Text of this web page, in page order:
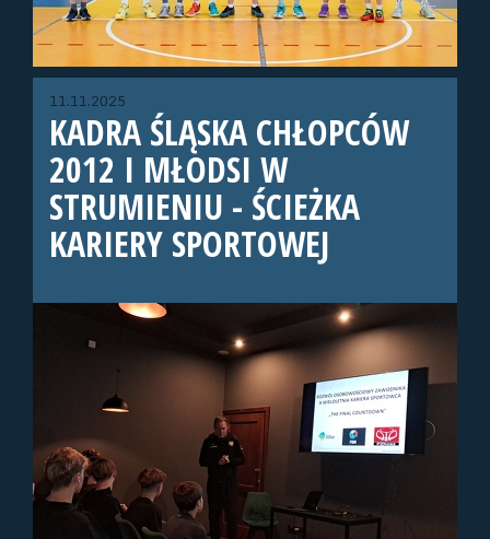
11.11.2025
KADRA ŚLĄSKA CHŁOPCÓW
2012 I MŁODSI W
STRUMIENIU - ŚCIEŻKA
KARIERY SPORTOWEJ